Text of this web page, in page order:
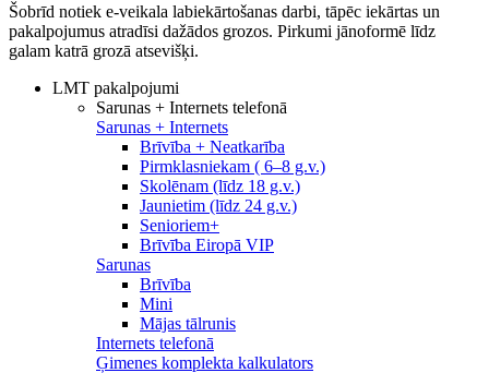
Šobrīd notiek e-veikala labiekārtošanas darbi, tāpēc iekārtas un
pakalpojumus atradīsi dažādos grozos. Pirkumi jānoformē līdz
galam katrā grozā atsevišķi.
LMT pakalpojumi
Sarunas + Internets telefonā
Sarunas + Internets
Brīvība + Neatkarība
Pirmklasniekam ( 6–8 g.v.)
Skolēnam (līdz 18 g.v.)
Jaunietim (līdz 24 g.v.)
Senioriem+
Brīvība Eiropā VIP
Sarunas
Brīvība
Mini
Mājas tālrunis
Internets telefonā
Ģimenes komplekta kalkulators